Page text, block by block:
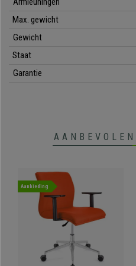
Max. gewicht
Gewicht
Staat
Garantie
AANBEVOLEN
Aanbieding